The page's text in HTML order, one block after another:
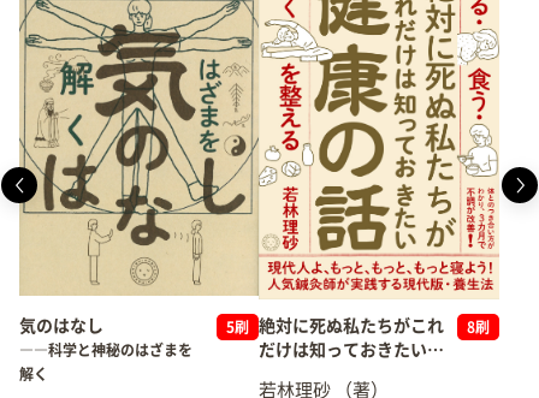
気のはなし
――科学と神秘のはざまを
解く
5刷
絶対に死ぬ私たちがこれ
だけは知っておきたい健
8刷
若林理砂 （著）